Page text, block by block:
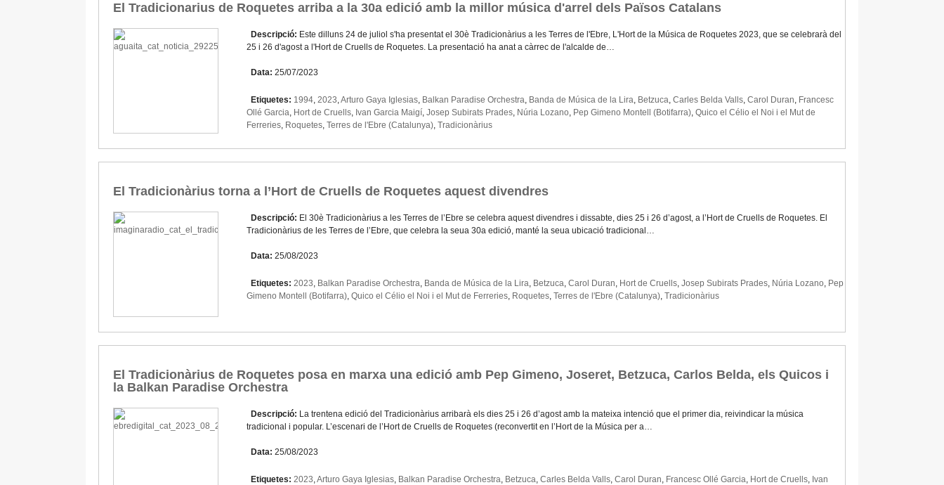
El Tradicionarius de Roquetes arriba a la 30a edició amb la millor música d'arrel dels Països Catalans
Descripció: Este dilluns 24 de juliol s'ha presentat el 30è Tradicionàrius a les Terres de l'Ebre, L'Hort de la Música de Roquetes 2023, que se celebrarà del
25 i 26 d'agost a l'Hort de Cruells de Roquetes. La presentació ha anat a càrrec de l'alcalde de…
Data: 25/07/2023
Etiquetes: 1994, 2023,Arturo Gaya Iglesias, Balkan Paradise Orchestra, Banda de Música de la Lira, Betzuca, Carles Belda Valls, Carol Duran, Francesc
Ollé Garcia, Hort de Cruells, Ivan Garcia Maigí, Josep Subirats Prades, Núria Lozano, Pep Gimeno Montell (Botifarra), Quico el Célio el Noi i el Mut de
Ferreries, Roquetes, Terres de l'Ebre (Catalunya), Tradicionàrius
El Tradicionàrius torna a l’Hort de Cruells de Roquetes aquest divendres
Descripció: El 30è Tradicionàrius a les Terres de l’Ebre se celebra aquest divendres i dissabte, dies 25 i 26 d’agost, a l’Hort de Cruells de Roquetes. El
Tradicionàrius de les Terres de l’Ebre, que celebra la seua 30a edició, manté la seua ubicació tradicional…
Data: 25/08/2023
Etiquetes: 2023, Balkan Paradise Orchestra, Banda de Música de la Lira, Betzuca, Carol Duran, Hort de Cruells, Josep Subirats Prades, Núria Lozano, Pep
Gimeno Montell (Botifarra), Quico el Célio el Noi i el Mut de Ferreries, Roquetes, Terres de l'Ebre (Catalunya), Tradicionàrius
El Tradicionàrius de Roquetes posa en marxa una edició amb Pep Gimeno, Joseret, Betzuca, Carlos Belda, els Quicos i
la Balkan Paradise Orchestra
Descripció: La trentena edició del Tradicionàrius arribarà els dies 25 i 26 d’agost amb la mateixa intenció que el primer dia, reivindicar la música
tradicional i popular. L’escenari de l’Hort de Cruells de Roquetes (reconvertit en l’Hort de la Música per a…
Data: 25/08/2023
Etiquetes: 2023,Arturo Gaya Iglesias, Balkan Paradise Orchestra, Betzuca, Carles Belda Valls, Carol Duran, Francesc Ollé Garcia, Hort de Cruells, Ivan